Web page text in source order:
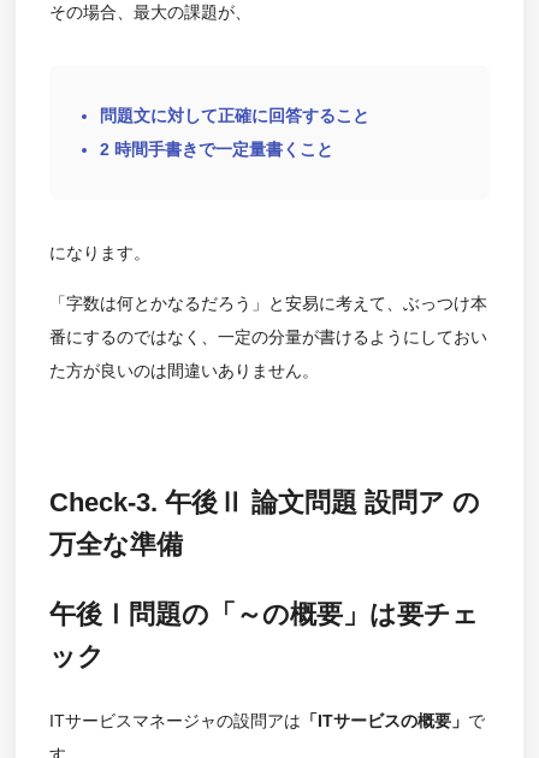
その場合、最大の課題が、
問題文に対して正確に回答すること
2 時間手書きで一定量書くこと
になります。
「字数は何とかなるだろう」と安易に考えて、ぶっつけ本
番にするのではなく、一定の分量が書けるようにしておい
た方が良いのは間違いありません。
Check-3. 午後Ⅱ 論文問題 設問ア の
万全な準備
午後Ⅰ問題の「～の概要」は要チェ
ック
ITサービスマネージャの設問アは 「ITサービスの概要」 で